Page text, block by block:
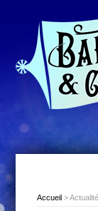
Accueil >